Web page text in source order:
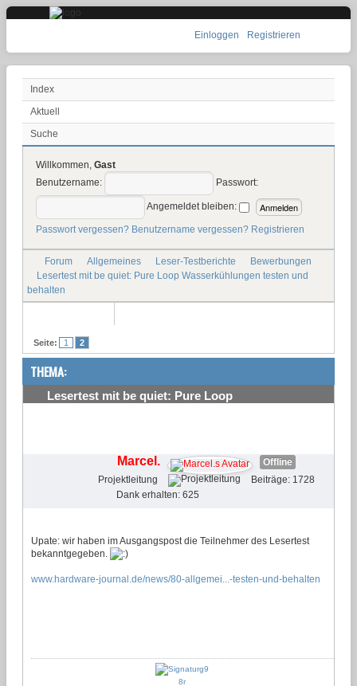
Einloggen Registrieren
Index
Aktuell
Suche
Willkommen, Gast
Benutzername:
Passwort:
Angemeldet bleiben:
Passwort vergessen? Benutzername vergessen? Registrieren
Forum Allgemeines Leser-Testberichte
Bewerbungen
Lesertest mit be quiet: Pure Loop Wasserkühlungen testen und
behalten
Seite: 1 2
THEMA:
Lesertest mit be quiet: Pure Loop
Marcel.
Offline
Projektleitung
Beiträge: 1728
Dank erhalten: 625
Upate: wir haben im Ausgangspost die Teilnehmer des Lesertest
bekanntgegeben.
www.hardware-journal.de/news/80-allgemei...-testen-und-behalten